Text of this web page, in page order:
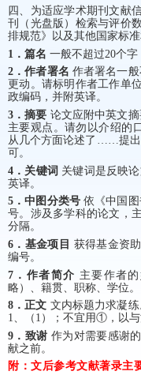
四、为适应学术期刊文献
刊（光盘版）检索与评价
排规范》以及其他国家标
1．篇名 一般不超过20个字
2．作者署名 作者署名一
更动。请标明作者工作单
政编码，并附英译。
3．摘要 论文应附中英文
主要观点。请勿以介绍的
从几个方面论述了……提出
可。
4．关键词 关键词是反映
英译。
5．中图分类号 依《中国
号。涉及多学科的论文，
分隔。
6．基金项目 获得基金资
编号。
7．作者简介 主要作者
略）、籍贯、职称、学位。
8．正文 文内标题力求凝
1、（1）；不宜用① ，以
9．致谢 作为对需要感谢
献之前。
附：文后参考文献著录主